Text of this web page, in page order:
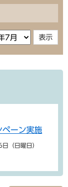
ーン実施
（日曜日）